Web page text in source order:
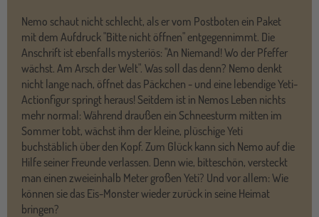
Nemo schaut nicht schlecht, als er vom Postboten ein Paket
mit dem Aufdruck "Bitte nicht öffnen" entgegennimmt. Die
Anschrift ist ebenfalls mysteriös: "An Niemand! Wo der Pfeffer
wächst. Am Arsch der Welt". Was soll das denn? Nemo denkt
nicht lange nach, öffnet das Päckchen - und eine lebendige Yeti-
Actionfigur springt heraus! Seitdem ist in Nemos Leben nichts
mehr normal: Während draußen ein Schneesturm mitten im
Sommer tobt, wächst ihm der kleine, plüschige Yeti
buchstäblich über den Kopf. Zum Glück kann sich Nemo auf die
Hilfe seiner Freunde verlassen. Denn wie, bitteschön, versteckt
man einen zweieinhalb Meter großen Yeti? Und vor allem: Wie
können sie das Eis-Monster wieder zurück in seine Heimat
bringen?